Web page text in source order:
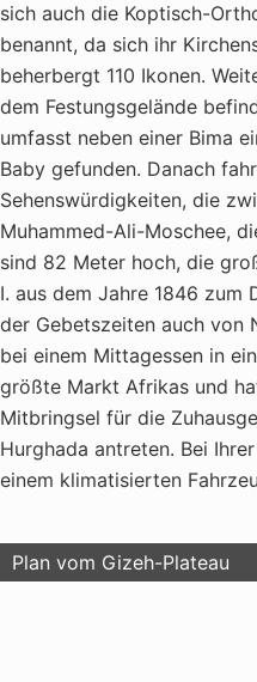
sich auch die Koptisch-
benannt, da sich ihr
beherbergt 110 Ikonen.
dem Festungsgelände
umfasst neben einer Bima
Baby gefunden. Danach
Sehenswürdigkeiten, die
Muhammed-Ali-Moschee,
sind 82 Meter hoch, die
I. aus dem Jahre 1846 zum
der Gebetszeiten auch von
bei einem Mittagessen in
größte Markt Afrikas und
Mitbringsel für die
Hurghada antreten. Bei
einem klimatisierten
Plan vom Gizeh-Plateau